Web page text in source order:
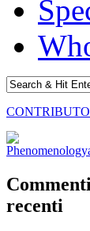
Commenti
recenti